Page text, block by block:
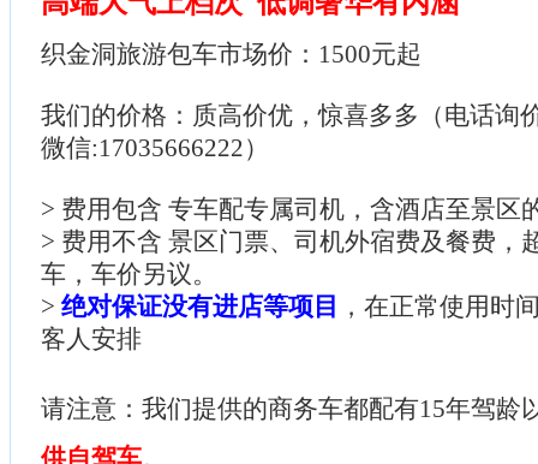
织金洞旅游包车市场价：1500元起
我们的价格：质高价优，惊喜多多（电话询
微信:17035666222）
> 费用包含 专车配专属司机，含酒店至景区
> 费用不含 景区门票、司机外宿费及餐费，
车，车价另议。
> 绝对保证没有进店等项目 ，在正常使用时
客人安排
请注意：我们提供的商务车都配有15年驾龄
供自驾车。